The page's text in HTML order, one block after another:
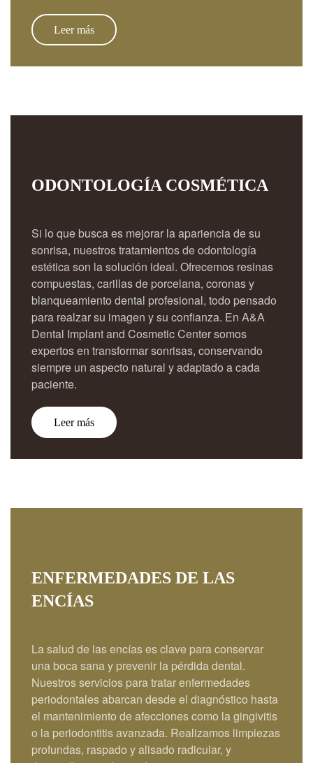
Leer más
ODONTOLOGÍA COSMÉTICA
Si lo que busca es mejorar la apariencia de su
sonrisa, nuestros tratamientos de odontología
estética son la solución ideal. Ofrecemos resinas
compuestas, carillas de porcelana, coronas y
blanqueamiento dental profesional, todo pensado
para realzar su imagen y su confianza. En A&A
Dental Implant and Cosmetic Center somos
expertos en transformar sonrisas, conservando
siempre un aspecto natural y adaptado a cada
paciente.
Leer más
ENFERMEDADES DE LAS
ENCÍAS
La salud de las encías es clave para conservar
una boca sana y prevenir la pérdida dental.
Nuestros servicios para tratar enfermedades
periodontales abarcan desde el diagnóstico hasta
el mantenimiento de afecciones como la gingivitis
o la periodontitis avanzada. Realizamos limpiezas
profundas, raspado y alisado radicular, y